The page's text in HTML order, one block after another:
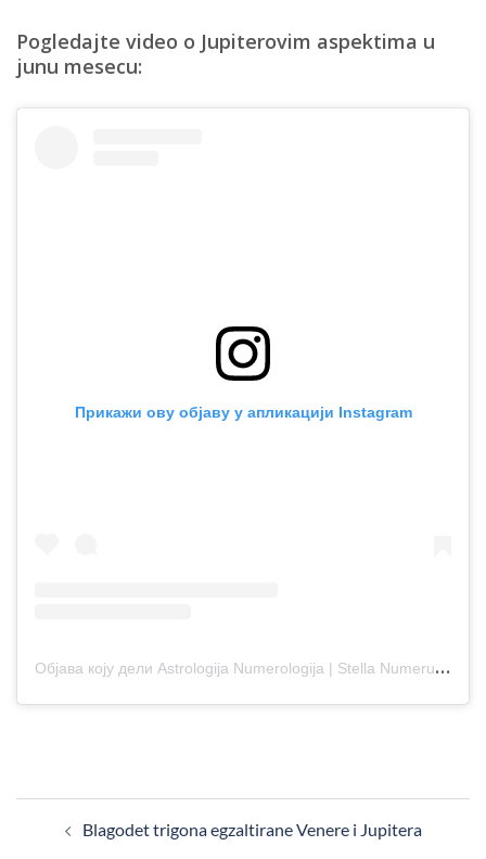
Pogledajte video o Jupiterovim aspektima u
junu mesecu:
Прикажи ову објаву у апликацији Instagram
О
бјава коју дели Astrologija Numerologija | Stella Numerus (@stella_numerus)
navigationBlagodet trigona egzaltirane Venere i Jupitera